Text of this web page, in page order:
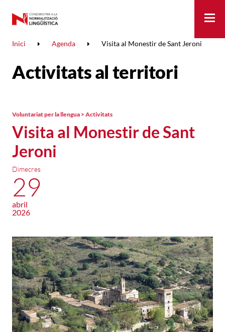
Inici Agenda Visita al Monestir de Sant Jeroni
Activitats al territori
Visita al Monestir de Sant
Jeroni
Voluntariat per la llengua > Activitats
Dimecres
29
abril
2026